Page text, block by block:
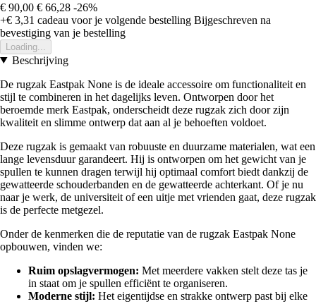
€ 90,00 € 66,28 -26%
+€ 3,31 cadeau voor je volgende bestelling Bijgeschreven na
bevestiging van je bestelling
Loading...
Beschrijving
De rugzak Eastpak None is de ideale accessoire om functionaliteit en
stijl te combineren in het dagelijks leven. Ontworpen door het
beroemde merk Eastpak, onderscheidt deze rugzak zich door zijn
kwaliteit en slimme ontwerp dat aan al je behoeften voldoet.
Deze rugzak is gemaakt van robuuste en duurzame materialen, wat een
lange levensduur garandeert. Hij is ontworpen om het gewicht van je
spullen te kunnen dragen terwijl hij optimaal comfort biedt dankzij de
gewatteerde schouderbanden en de gewatteerde achterkant. Of je nu
naar je werk, de universiteit of een uitje met vrienden gaat, deze rugzak
is de perfecte metgezel.
Onder de kenmerken die de reputatie van de rugzak Eastpak None
opbouwen, vinden we:
Ruim opslagvermogen: Met meerdere vakken stelt deze tas je
in staat om je spullen efficiënt te organiseren.
Moderne stijl: Het eigentijdse en strakke ontwerp past bij elke